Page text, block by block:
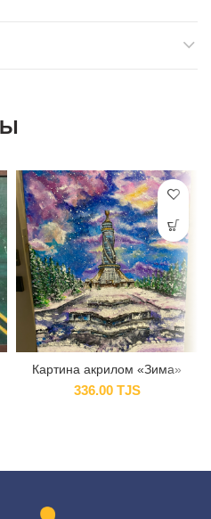
Картина акрилом «Зима»
336.00 TJS